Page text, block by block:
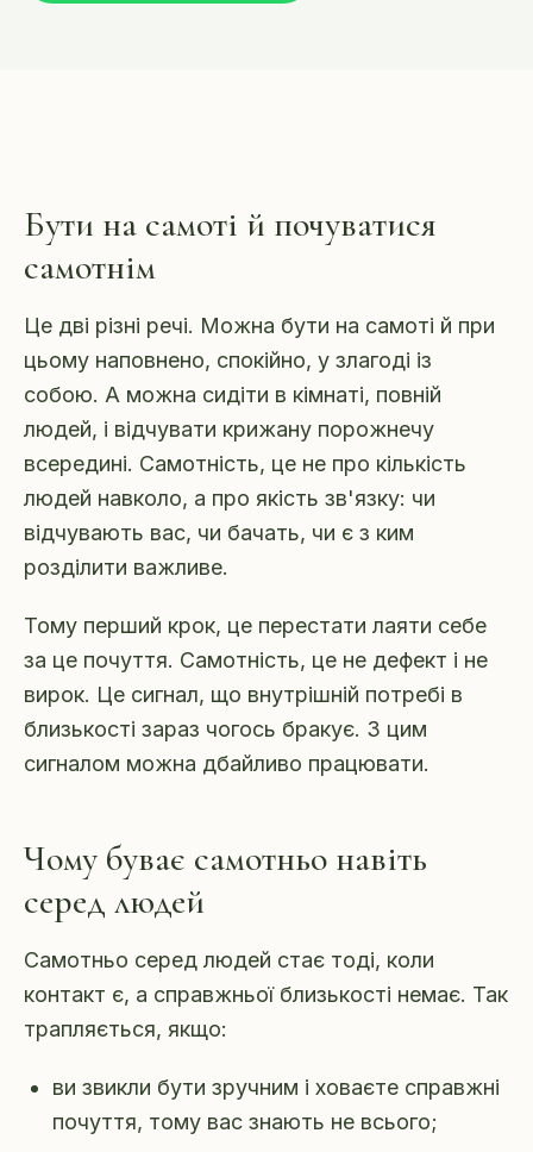
Бути на самоті й почуватися
самотнім
Це дві різні речі. Можна бути на самоті й при
цьому наповнено, спокійно, у злагоді із
собою. А можна сидіти в кімнаті, повній
людей, і відчувати крижану порожнечу
всередині. Самотність, це не про кількість
людей навколо, а про якість зв'язку: чи
відчувають вас, чи бачать, чи є з ким
розділити важливе.
Тому перший крок, це перестати лаяти себе
за це почуття. Самотність, це не дефект і не
вирок. Це сигнал, що внутрішній потребі в
близькості зараз чогось бракує. З цим
сигналом можна дбайливо працювати.
Чому буває самотньо навіть
серед людей
Самотньо серед людей стає тоді, коли
контакт є, а справжньої близькості немає. Так
трапляється, якщо:
ви звикли бути зручним і ховаєте справжні
почуття, тому вас знають не всього;